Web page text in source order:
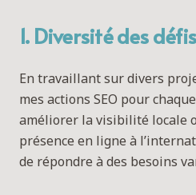
1. Diversité des défis
En travaillant sur divers
mes actions SEO pour
améliorer la visibilité locale
présence en ligne à
de répondre à des besoins